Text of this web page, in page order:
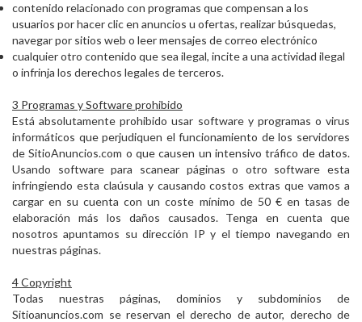
contenido relacionado con programas que compensan a los
usuarios por hacer clic en anuncios u ofertas, realizar búsquedas,
navegar por sitios web o leer mensajes de correo electrónico
cualquier otro contenido que sea ilegal, incite a una actividad ilegal
o infrinja los derechos legales de terceros.
3 Programas y Software prohibido
Está absolutamente prohibido usar software y programas o virus
informáticos que perjudiquen el funcionamiento de los servidores
de SitioAnuncios.com o que causen un intensivo tráfico de datos.
Usando software para scanear páginas o otro software esta
infringiendo esta claúsula y causando costos extras que vamos a
cargar en su cuenta con un coste mínimo de 50 € en tasas de
elaboración más los daños causados. Tenga en cuenta que
nosotros apuntamos su dirección IP y el tiempo navegando en
nuestras páginas.
4 Copyright
Todas nuestras páginas, dominios y subdominios de
Sitioanuncios.com se reservan el derecho de autor, derecho de